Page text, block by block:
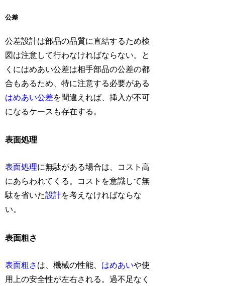
公差
公差設計は部品の品質に直結するため検
図は注意して行わなければならない。と
くにはめあい公差は相手部品の公差の都
合もあるため、特に注意する必要がある
はめあい公差を間違えれば、挿入が不可
になるケースも存在する。
表面処理
表面処理に無駄がある場合は、コスト高
にあらわれてくる。コストを意識して無
駄を省いた設計を考えなければならな
い。
表面粗さ
表面粗さ は、機械の性能、 はめあいや使
用上の安全性が左右される。過不足なく